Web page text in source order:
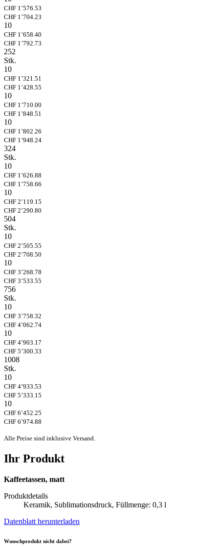
CHF 1’576.53
CHF 1’704.23
10
CHF 1’658.40
CHF 1’792.73
252
Stk.
10
CHF 1’321.51
CHF 1’428.55
10
CHF 1’710.00
CHF 1’848.51
10
CHF 1’802.26
CHF 1’948.24
324
Stk.
10
CHF 1’626.88
CHF 1’758.66
10
CHF 2’119.15
CHF 2’290.80
504
Stk.
10
CHF 2’505.55
CHF 2’708.50
10
CHF 3’268.78
CHF 3’533.55
756
Stk.
10
CHF 3’758.32
CHF 4’062.74
10
CHF 4’903.17
CHF 5’300.33
1008
Stk.
10
CHF 4’933.53
CHF 5’333.15
10
CHF 6’452.25
CHF 6’974.88
Alle Preise sind inklusive Versand.
Ihr Produkt
Kaffeetassen, matt
Produktdetails
Keramik, Sublimationsdruck, Füllmenge: 0,3 l
Datenblatt herunterladen
Wunschprodukt nicht dabei?